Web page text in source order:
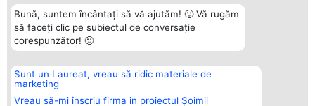
Bună, suntem încântați să vă ajutăm! 🙂 Vă rugăm
să faceți clic pe subiectul de conversație
corespunzător! 🙂
Sunt un Laureat, vreau să ridic materiale de
marketing
Vreau să-mi înscriu firma in proiectul Șoimii
Organizator Ranking
BRIGHT SOLUTIONS BR SRL
Aleea Timisul De Sus 2 Bl. A30
Plebiscyt
Lista Tuturor
Contact